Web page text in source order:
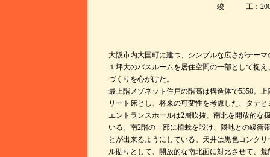
大阪市内大国町に建つ、シンプルな広さがテーマ
１坪大のバスルームを居住空間の一部として捉
づくりを心がけた。
最上階メゾネット住戸の階高は構造体で5350。
リート床とし、将来の可変性を考慮した、タテ
エントランスホールは2層吹抜、南北を開放的な
いる。南2階の一部に植栽を設け、隣地との緩衝
とが出来るようにしている。 天井は黒色コンク
ル貼りとして、開放的な南北面に対比させて、荒
竣 工：